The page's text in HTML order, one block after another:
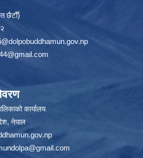
छैटौँ)
कार्यालय
नेपाल